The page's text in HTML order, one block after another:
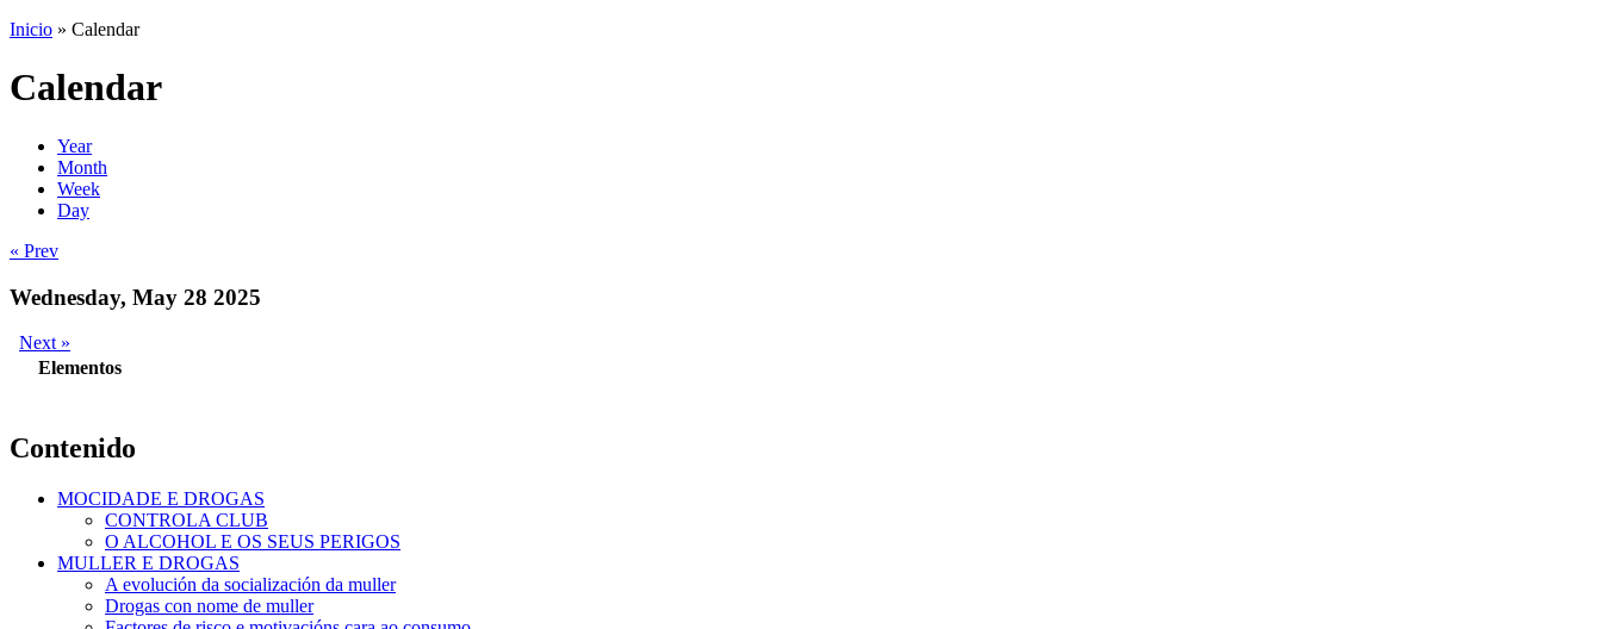
Inicio » Calendar
Calendar
Year
Month
Week
Day
« Prev
Wednesday, May 28 2025
Next »
Elementos
Contenido
MOCIDADE E DROGAS
CONTROLA CLUB
O ALCOHOL E OS SEUS PERIGOS
MULLER E DROGAS
A evolución da socialización da muller
Drogas con nome de muller